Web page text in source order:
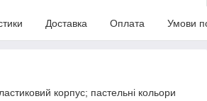
Доставка Оплата Умови
корпус; пастельні кольори